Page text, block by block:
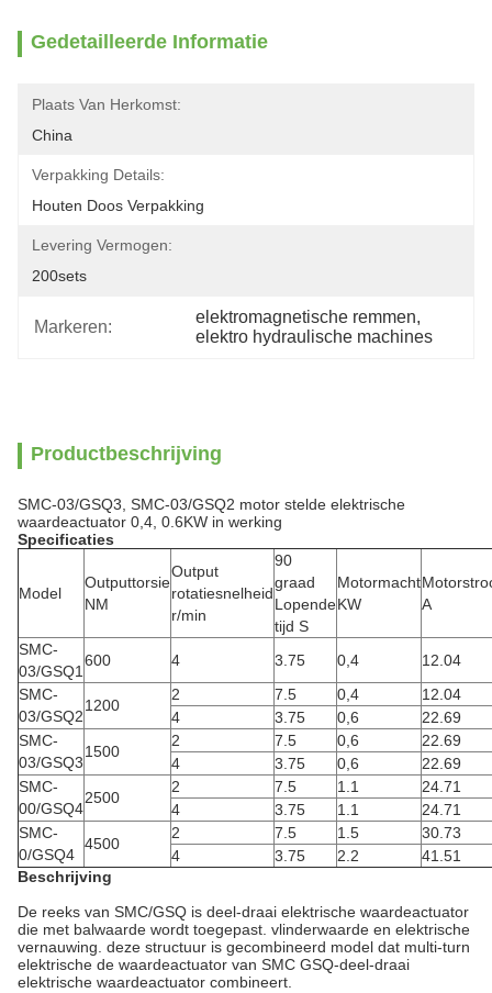
Gedetailleerde Informatie
Plaats Van Herkomst:
China
Verpakking Details:
Houten Doos Verpakking
Levering Vermogen:
200sets
Markeren:
elektromagnetische remmen,
elektro hydraulische machines
Productbeschrijving
SMC-03/GSQ3, SMC-03/GSQ2 motor stelde elektrische
waardeactuator 0,4, 0.6KW in werking
Specificaties
Model
Outputtorsie
NM
Output
rotatiesnelheid
r/min
90
graad
Lopende
tijd S
Motormacht
KW
A
SMC-
03/GSQ1
600 4 3.75 0,4
12.04
SMC-
03/GSQ2
1200
2 7.5 0,4
12.04
4
3.75 0,6
22.69
SMC-
03/GSQ3
1500
2 7.5 0,6
22.69
4
3.75 0,6
22.69
SMC-
00/GSQ4
2500
2 7.5 1.1
24.71
4
3.75 1.1
24.71
SMC-
0/GSQ4
4500
2 7.5 1.5
30.73
4
3.75 2.2
41.51
Beschrijving
De reeks van SMC/GSQ is deel-draai elektrische waardeactuator
die met balwaarde wordt toegepast. vlinderwaarde en elektrische
vernauwing. deze structuur is gecombineerd model dat multi-turn
elektrische de waardeactuator van SMC GSQ-deel-draai
elektrische waardeactuator combineert.